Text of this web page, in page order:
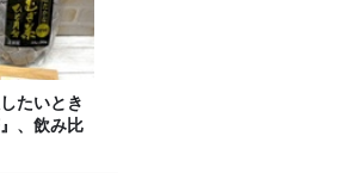
たいとき
、飲み比